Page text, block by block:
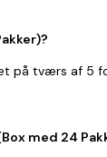
på tværs af 5
med 24